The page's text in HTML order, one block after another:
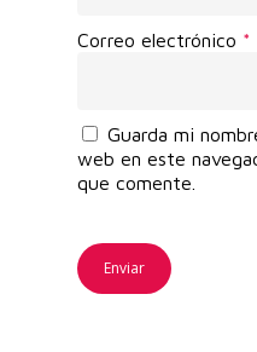
Correo electrónico *
Guarda mi
web en este
que comente.